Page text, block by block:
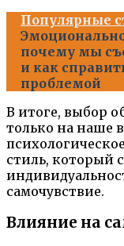
Популярные
почему мы
и как
проблемой
В итоге, выбор
только на наше
стиль, который
самочувствие.
Влияние на